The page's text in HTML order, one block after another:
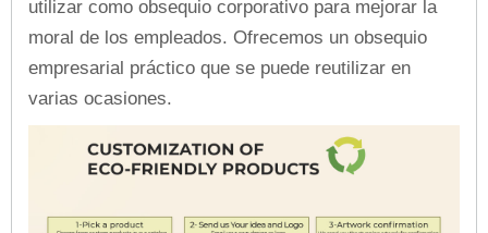
utilizar como obsequio corporativo para mejorar la
moral de los empleados. Ofrecemos un obsequio
empresarial práctico que se puede reutilizar en
varias ocasiones.